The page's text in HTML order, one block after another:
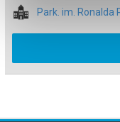
Park. im. Ronalda